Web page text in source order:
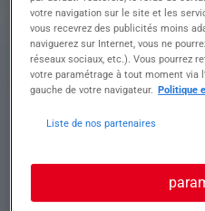
de 7h30 à 18h45)
Rémunération : A partir
primes d'intérim
Profil
Le diplôme d'auxiliaire
votre navigation sur le site et les
vous recevrez des publicités moins
naviguerez sur Internet, vous ne
réseaux sociaux, etc.). Vous pourrez
votre paramétrage à tout moment via
gauche de votre navigateur. Politique
Liste de nos partenaires